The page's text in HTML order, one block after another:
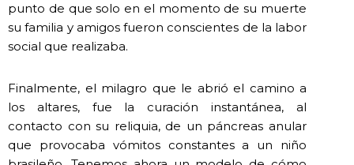
punto de que solo en el momento de su muerte
su familia y amigos fueron conscientes de la labor
social que realizaba.
Finalmente, el milagro que le abrió el camino a
los altares, fue la curación instantánea, al
contacto con su reliquia, de un páncreas anular
que provocaba vómitos constantes a un niño